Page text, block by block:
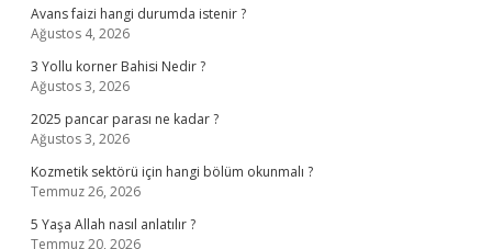
Avans faizi hangi durumda istenir ?
Ağustos 4, 2026
3 Yollu korner Bahisi Nedir ?
Ağustos 3, 2026
2025 pancar parası ne kadar ?
Ağustos 3, 2026
Kozmetik sektörü için hangi bölüm okunmalı ?
Temmuz 26, 2026
5 Yaşa Allah nasıl anlatılır ?
Temmuz 20, 2026